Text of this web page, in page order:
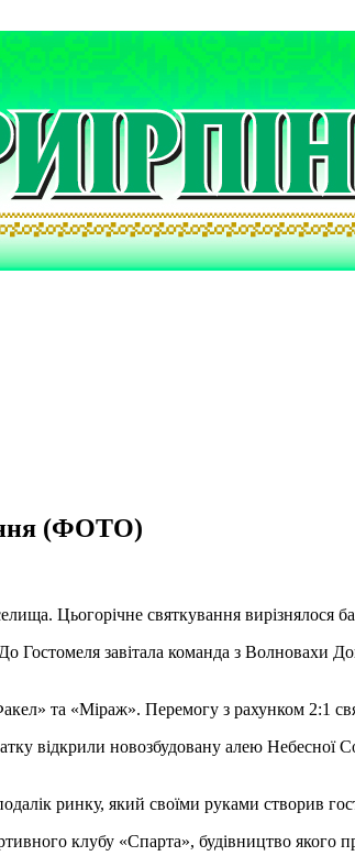
(ФОТО)
Цьогорічне святкування вирізнялося
завітала команда з Волновахи
та «Міраж». Перемогу з рахунком 2:1
відкрили новозбудовану алею
ринку, який своїми руками створив
клубу «Спарта», будівництво якого